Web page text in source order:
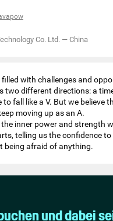
Co. Ltd. — China
filled with challenges and
two different directions: a
fall like a V. But we believe
moving up as an A.
the inner power and strength
telling us the confidence to
being afraid of anything.
und dabei